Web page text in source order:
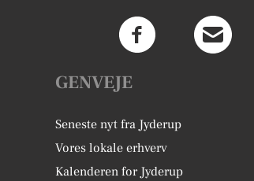
GENVEJE
Seneste nyt fra Jyderup
Vores lokale erhverv
Kalenderen for Jyderup